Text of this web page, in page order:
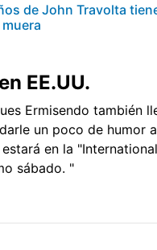
de John Travolta
EE.UU.
Ermisendo también
un poco de humor
en la
sábado. "